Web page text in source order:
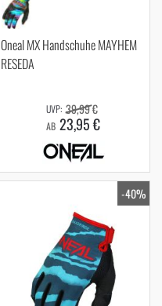
Oneal MX Handschuhe MAYHEM
RESEDA
AB 23,95 €
39,99 €
-40%